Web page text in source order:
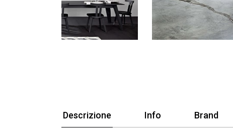
Descrizione Info Brand